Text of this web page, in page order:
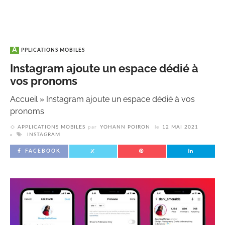
APPLICATIONS MOBILES
Instagram ajoute un espace dédié à
vos pronoms
Accueil» Instagram ajoute un espace dédié à vos
pronoms
APPLICATIONS MOBILES par YOHANN POIRON le
12 MAI 2021
INSTAGRAM
FACEBOOK